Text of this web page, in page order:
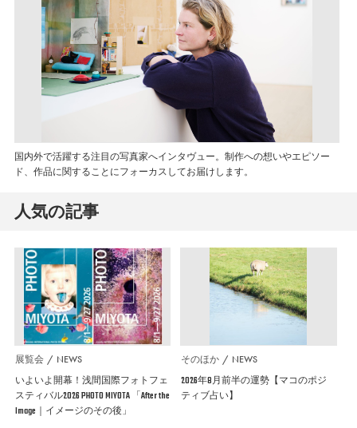
国内外で活躍する注目の写真家へインタヴュー。制作への想いやエピソー
ド、作品に関することにフォーカスしてお届けします。
人気の記事
展覧会 NEWS
いよいよ開幕！浅間国際フォトフェ
スティバル2026 PHOTO MIYOTA 「After the
Image｜イメージのその後」
そのほか NEWS
2026年8月前半の運勢【マコのポジ
ティブ占い】